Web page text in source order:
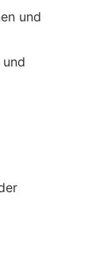
und